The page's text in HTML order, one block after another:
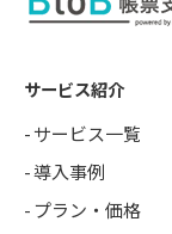
サービス紹介
サービス一覧
導入事例
プラン・価格